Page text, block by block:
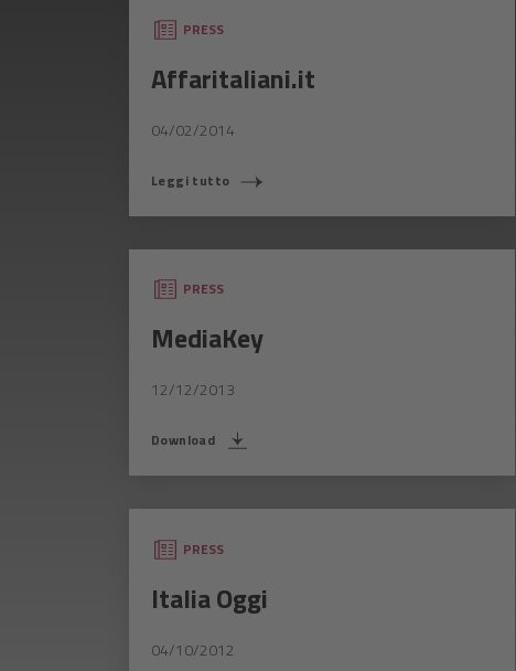
PRESS
Affaritaliani.it
04/02/2014
Leggi tutto
PRESS
MediaKey
12/12/2013
Download
PRESS
Italia Oggi
04/10/2012